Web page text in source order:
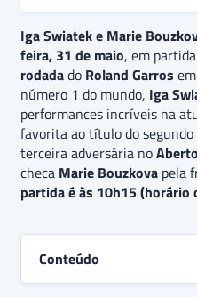
Iga Swiatek e Marie
terceira rodadado
competição de saibro do
Grand Slamdo ano
polonesa número 1 do
como sua terceira
Bouzkova.O palpite éde
incrível triunfo de virada
Osaka na rodada anterior.
apenas doissets,
Swiatek vence por 2-0”.
Iga Swiatek e Marie
feira, 31 de maio, em
rodadado Roland Garros
número 1 do mundo, Iga
performances incríveis na
favorita ao título do segundo
terceira adversária no
checa Marie Bouzkova pela
partida é às 10h15 (horário
Conteúdo